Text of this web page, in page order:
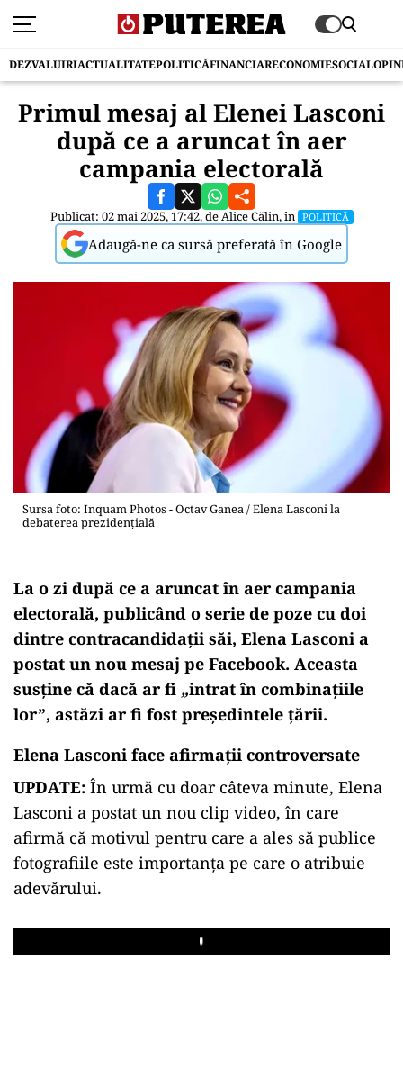
DEZVALUIRIACTUALITATEPOLITICĂFINANCIARECONOMIESOCIAL
Primul mesaj al Elenei Lasconi
după ce a aruncat în aer
campania electorală
Publicat: 02 mai 2025, 17:42, deAlice Călin, în POLITICĂ
Adaugă-ne ca sursă preferată în Google
Sursa foto: Inquam Photos - Octav Ganea / Elena Lasconi la
debaterea prezidențială
La o zi după ce a aruncat în aer campania
electorală, publicând o serie de poze cu doi
dintre contracandidații săi, Elena Lasconi a
postat un nou mesaj pe Facebook. Aceasta
susține că dacă ar fi „intrat în combinațiile
lor”, astăzi ar fi fost președintele țării.
Elena Lasconi face afirmații controversate
UPDATE: În urmă cu doar câteva minute, Elena
Lasconi a postat un nou clip video, în care
afirmă că motivul pentru care a ales să publice
fotografiile este importanţa pe care o atribuie
adevărului.
Play